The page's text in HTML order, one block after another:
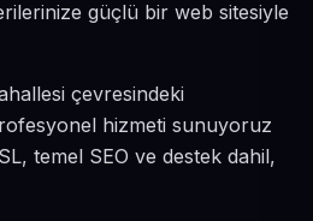
güçlü bir web sitesiyle
çevresindeki
hizmeti sunuyoruz
temel SEO ve destek dahil,